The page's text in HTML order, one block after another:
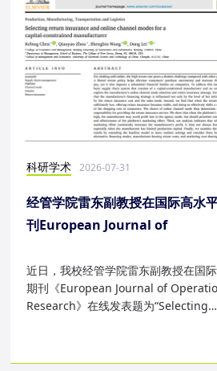
科研学术 2026-07-31
经管学院雷东副教授在国际高水
刊European Journal of
果
近日，我校经管学院雷东副教授在国
期刊《European Journal of
Research》在线发表题为“Selecting